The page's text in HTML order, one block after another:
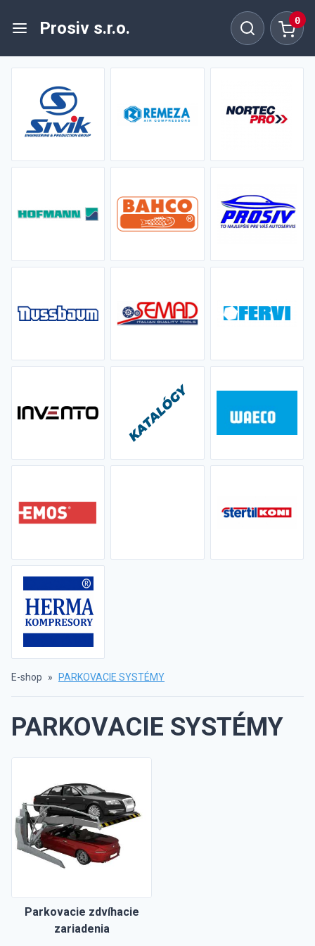
Prosiv s.r.o. 0
E-shop » PARKOVACIE SYSTÉMY
PARKOVACIE SYSTÉMY
Parkovacie zdvíhacie
zariadenia